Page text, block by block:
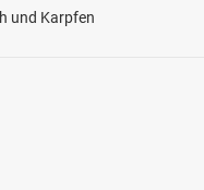
und Karpfen